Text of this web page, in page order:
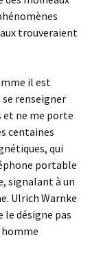
trouveraient
il est
renseigner
et ne me porte
centaines
qui
portable
signalant à un
Ulrich Warnke
le désigne pas
homme